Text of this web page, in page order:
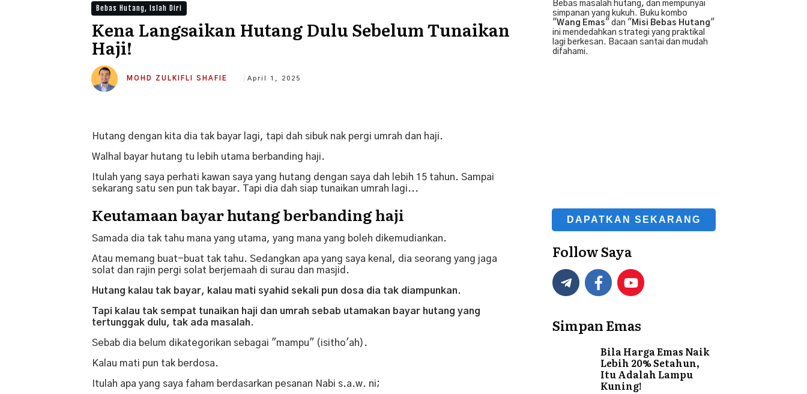
Bebas Hutang, Islah Diri
Kena Langsaikan Hutang Dulu Sebelum Tunaikan
Haji!
MOHD ZULKIFLI SHAFIE April 1, 2025
Hutang dengan kita dia tak bayar lagi, tapi dah sibuk nak pergi umrah dan haji.
Walhal bayar hutang tu lebih utama berbanding haji.
Itulah yang saya perhati kawan saya yang hutang dengan saya dah lebih 15 tahun. Sampai
sekarang satu sen pun tak bayar. Tapi dia dah siap tunaikan umrah lagi...
Keutamaan bayar hutang berbanding haji
Samada dia tak tahu mana yang utama, yang mana yang boleh dikemudiankan.
Atau memang buat-buat tak tahu. Sedangkan apa yang saya kenal, dia seorang yang jaga
solat dan rajin pergi solat berjemaah di surau dan masjid.
Hutang kalau tak bayar, kalau mati syahid sekali pun dosa dia tak diampunkan.
Tapi kalau tak sempat tunaikan haji dan umrah sebab utamakan bayar hutang yang
tertunggak dulu, tak ada masalah.
Sebab dia belum dikategorikan sebagai "mampu" (isitho'ah).
Kalau mati pun tak berdosa.
Itulah apa yang saya faham berdasarkan pesanan Nabi s.a.w. ni;
Bebas masalah hutang, dan mempunyai
simpanan yang kukuh. Buku kombo
"Wang Emas" dan " Misi Bebas Hutang"
ini mendedahkan strategi yang praktikal
lagi berkesan. Bacaan santai dan mudah
difahami.
DAPATKAN SEKARANG
Follow Saya
Simpan Emas
Bila Harga Emas Naik
Lebih 20% Setahun,
Itu Adalah Lampu
Kuning!